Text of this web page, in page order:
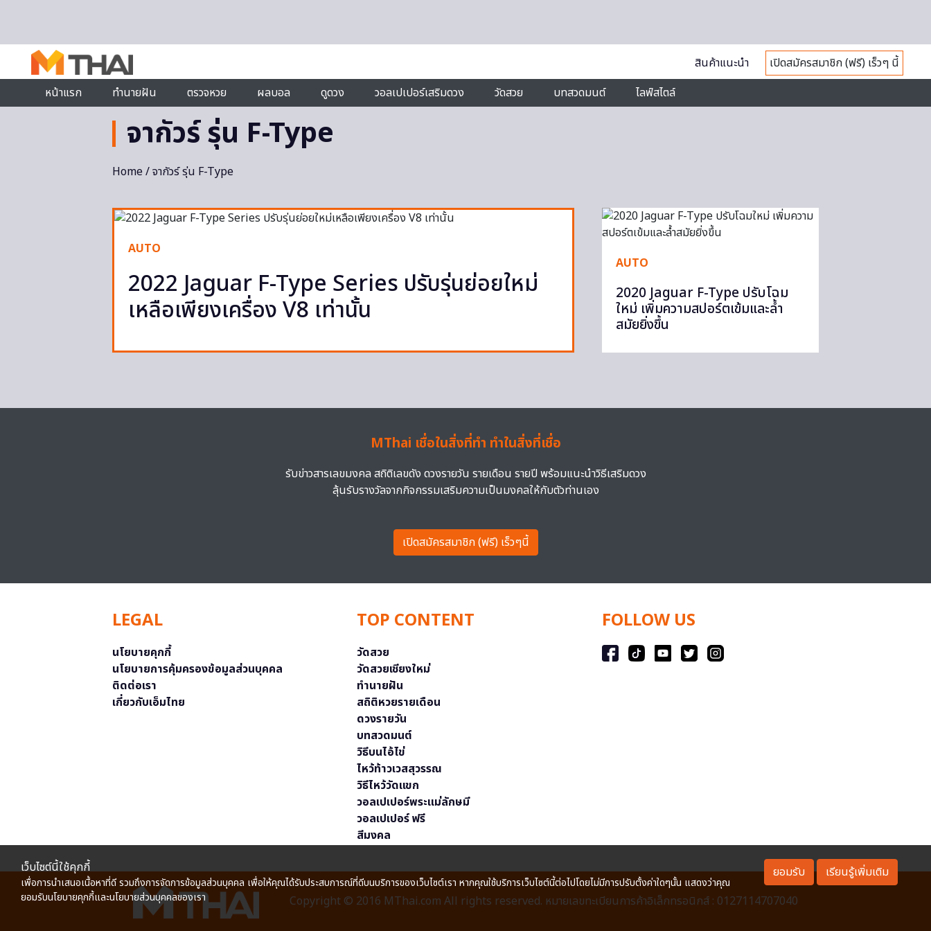
สินค้าแนะนำ
เปิดสมัครสมาชิก (ฟรี) เร็วๆ นี้
หน้าแรก
ทำนายฝัน ตรวจหวย ผลบอล ดูดวง วอลเปเปอร์เสริมดวง วัดสวย บทสวดมนต์ ไลฟ์สไตล์
จากัวร์ รุ่น F-Type
Home/ จากัวร์ รุ่น F-Type
AUTO
2022 Jaguar F-Type Series ปรับรุ่นย่อยใหม่
เหลือเพียงเครื่อง V8 เท่านั้น
AUTO
2020 Jaguar F-Type ปรับโฉม
ใหม่ เพิ่มความสปอร์ตเข้มและล้ำ
สมัยยิ่งขึ้น
MThai เชื่อในสิ่งที่ทำ ทำในสิ่งที่เชื่อ
รับข่าวสารเลขมงคล สถิติเลขดัง ดวงรายวัน รายเดือน รายปี พร้อมแนะนำวิธีเสริมดวง
ลุ้นรับรางวัลจากกิจกรรมเสริมความเป็นมงคลให้กับตัวท่านเอง
เปิดสมัครสมาชิก (ฟรี) เร็วๆนี้
LEGAL
นโยบายคุกกี้
นโยบายการคุ้มครองข้อมูลส่วนบุคคล
ติดต่อเรา
เกี่ยวกับเอ็มไทย
TOP CONTENT
วัดสวย
วัดสวยเชียงใหม่
ทำนายฝัน
สถิติหวยรายเดือน
ดวงรายวัน
บทสวดมนต์
วิธีบนไอ้ไข่
ไหว้ท้าวเวสสุวรรณ
วิธีไหว้วัดแขก
วอลเปเปอร์พระแม่ลักษมี
วอลเปเปอร์ ฟรี
สีมงคล
FOLLOW US
Copyright © 2016 MThai.com All rights reserved. หมายเลขทะเบียนการค้าอิเล็กทรอนิกส์ : 0127114707040
เว็บไซต์นี้ใช้คุกกี้
เพื่อการนำเสนอเนื้อหาที่ดี รวมถึงการจัดการข้อมูลส่วนบุคคล เพื่อให้คุณได้รับประสบการณ์ที่ดีบนบริการของเว็บไซต์เรา หากคุณใช้บริการเว็บไซต์นี้ต่อไปโดยไม่มีการปรับตั้งค่าใดๆนั้น แสดงว่าคุณ
ยอมรับนโยบายคุกกี้และนโยบายส่วนบุคคลของเรา
ยอมรับ เรียนรู้เพิ่มเติม